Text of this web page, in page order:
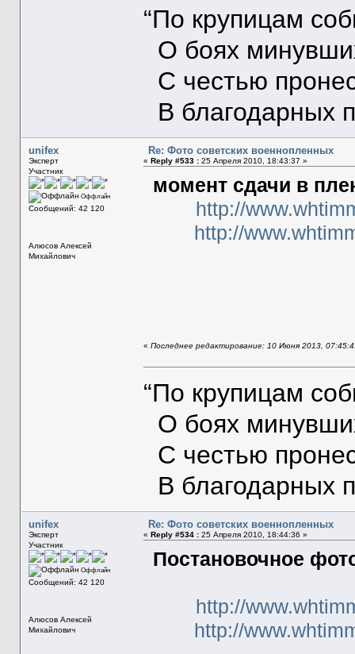
“По крупицам
О боях
С честью
В благодарных
unifex
Эксперт
Участник
Оффлайн
Сообщений: 42 120
Алюсов Алексей
Михайлович
Re: Фото советских военнопленных
« Reply #533 :25 Апреля 2010, 18:43:37 »
момент сдачи в
http://
http://
« Последнее редактирование: 10 Июня 2013,
“По крупицам
О боях
С честью
В благодарных
unifex
Эксперт
Участник
Оффлайн
Сообщений: 42 120
Алюсов Алексей
Михайлович
Re: Фото советских военнопленных
« Reply #534 :25 Апреля 2010, 18:44:36 »
Постановочное
http://
http://